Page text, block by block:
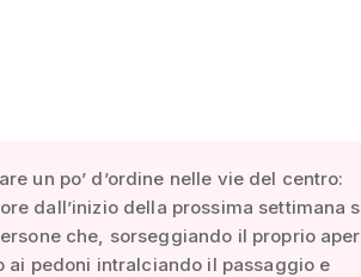
un po’ d’ordine nelle vie del centro:
dall’inizio della prossima settimana
che, sorseggiando il proprio
pedoni intralciando il passaggio e